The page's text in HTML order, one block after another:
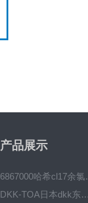
产品展示
6867000
DKK-TOA日本dkk东亚电